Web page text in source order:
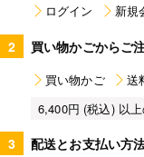
ログイン 新規
2 買い物かごからご
買い物かご 送
6,400円 (税込) 以
3 配送とお支払い方